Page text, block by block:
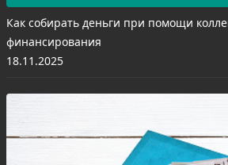
Как собирать деньги при помощи
финансирования
18.11.2025